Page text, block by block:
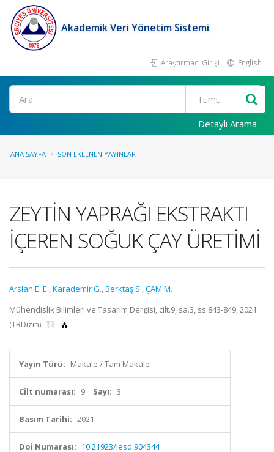
Akademik Veri Yönetim Sistemi
Araştırmacı Girişi English
Ara
Detaylı Arama
ANA SAYFA SON EKLENEN YAYINLAR
ZEYTİN YAPRAĞI EKSTRAKTI
İÇEREN SOĞUK ÇAY ÜRETİMİ
Arslan E. E.,Karademir G.,Berktaş S.,ÇAM M.
Mühendislik Bilimleri ve Tasarım Dergisi, cilt.9, sa.3, ss.843-849, 2021
(TRDizin)
Yayın Türü: Makale / Tam Makale
Cilt numarası: 9 Sayı: 3
Basım Tarihi: 2021
Doi Numarası: 10.21923/jesd.904344